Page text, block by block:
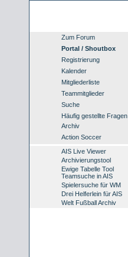
Zum Forum
Portal / Shoutbox
Registrierung
Kalender
Mitgliederliste
Teammitglieder
Suche
Häufig gestellte Fragen
Archiv
Action Soccer
AIS Live Viewer
Archivierungstool
Ewige Tabelle Tool
Teamsuche in AIS
Spielersuche für WM
Drei Helferlein für AIS
Welt Fußball Archiv